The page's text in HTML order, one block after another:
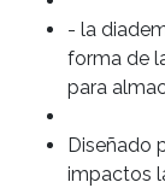
- la
forma de
para
Diseñado
impactos